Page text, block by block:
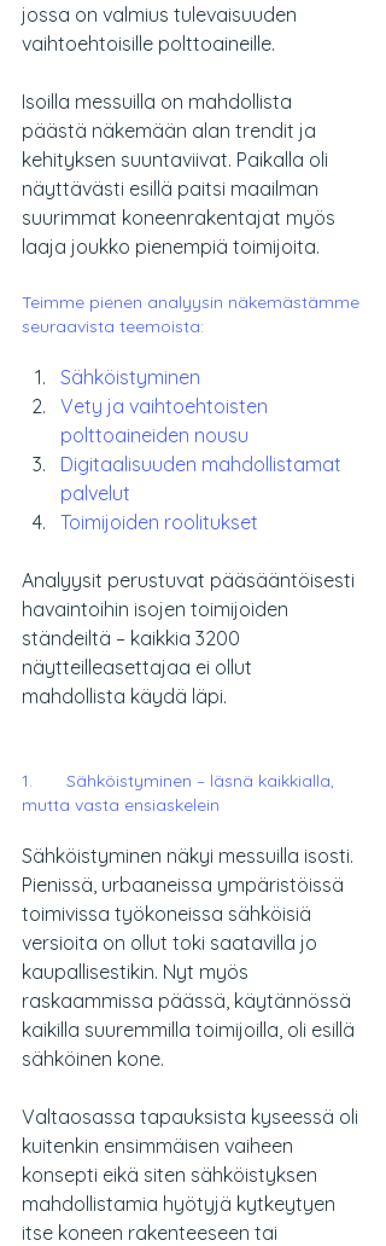
jossa on valmius tulevaisuuden
vaihtoehtoisille polttoaineille.
Isoilla messuilla on mahdollista
päästä näkemään alan trendit ja
kehityksen suuntaviivat. Paikalla oli
näyttävästi esillä paitsi maailman
suurimmat koneenrakentajat myös
laaja joukko pienempiä toimijoita.
Teimme pienen analyysin näkemästämme
seuraavista teemoista:
Sähköistyminen
Vety ja vaihtoehtoisten
polttoaineiden nousu
Digitaalisuuden mahdollistamat
palvelut
Toimijoiden roolitukset
Analyysit perustuvat pääsääntöisesti
havaintoihin isojen toimijoiden
ständeiltä – kaikkia 3200
näytteilleasettajaa ei ollut
mahdollista käydä läpi.
1.       Sähköistyminen – läsnä kaikkialla,
mutta vasta ensiaskelein
Sähköistyminen näkyi messuilla isosti.
Pienissä, urbaaneissa ympäristöissä
toimivissa työkoneissa sähköisiä
versioita on ollut toki saatavilla jo
kaupallisestikin. Nyt myös
raskaammissa päässä, käytännössä
kaikilla suuremmilla toimijoilla, oli esillä
sähköinen kone.
Valtaosassa tapauksista kyseessä oli
kuitenkin ensimmäisen vaiheen
konsepti eikä siten sähköistyksen
mahdollistamia hyötyjä kytkeytyen
itse koneen rakenteeseen tai